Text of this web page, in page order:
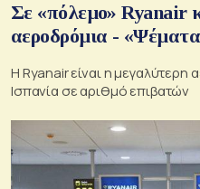
Σε «πόλεμο» Ryanair
αεροδρόμια -
Η Ryanair είναι η μεγαλύτερη
Ισπανία σε αριθμό επιβατών